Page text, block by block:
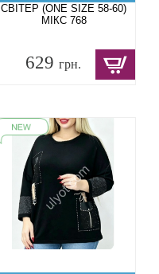
СВІТЕР (ONE SIZE 58-60)
МІКС 768
629грн.